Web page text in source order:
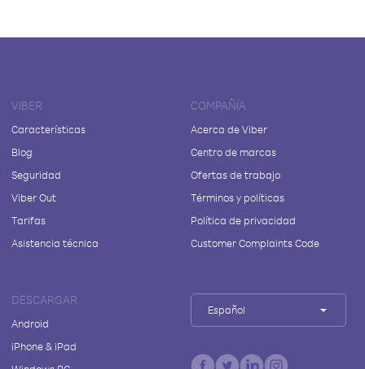
VIBER
Características
Blog
Seguridad
Viber Out
Tarifas
Asistencia técnica
COMPAÑÍA
Acerca de Viber
Centro de marcas
Ofertas de trabajo
Términos y políticas
Política de privacidad
Customer Complaints Code
DESCARGAR
Android
iPhone & iPad
Español